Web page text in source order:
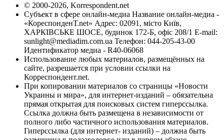
© 2000-2026, Korrespondent.net
Субъект в сфере онлайн-медиа Название онлайн-медиа -
«КореспонденТ.net» Адрес: 02091, місто Київ,
ХАРКІВСЬКЕ ШОСЕ, будинок 172-Б, офіс 208/1 E-mail:
sunlight@mediadim.com.ua Телефон: 044-205-43-00
Идентификатор медиа - R40-06068
Использование любых материалов, размещённых на
сайте, разрешается при условии ссылки на
Корреспондент.net.
При копировании материалов со страницы «Новости
Украины и мира», для интернет-изданий – обязательна
прямая открытая для поисковых систем гиперссылка.
Ссылка должна быть размещена в независимости от
полного либо частичного использования материалов.
Гиперссылка (для интернет- изданий) – должна быть